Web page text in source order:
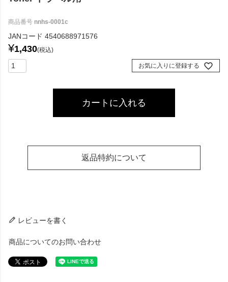
商品番号 nnhs-0001c
JANコード 4540688971576
¥1,430 税込
お気に入りに登録する
カートに入れる
返品特約について
レビューを書く
商品についてのお問い合わせ